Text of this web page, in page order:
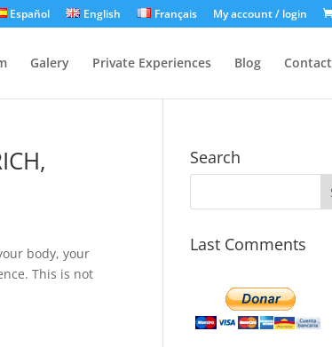
Español English Français My account / login
Galery Private Experiences Blog Contact
your body, your
This is not
Search
Last Comments